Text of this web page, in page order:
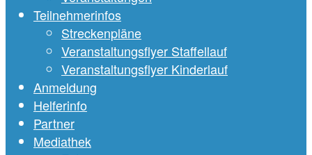
Teilnehmerinfos
Streckenpläne
Veranstaltungsflyer Staffellauf
Veranstaltungsflyer Kinderlauf
Anmeldung
Helferinfo
Partner
Mediathek